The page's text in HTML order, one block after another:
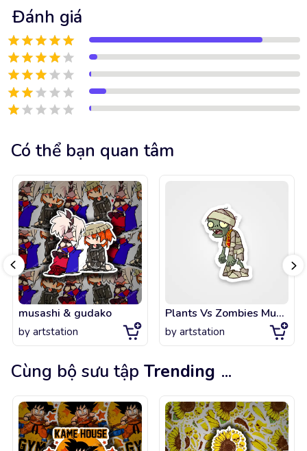
Đánh giá
Có thể bạn quan tâm
musashi & gudako
by artstation
Plants Vs Zombies Munny
by artstation
Cùng bộ sưu tập Trending ...